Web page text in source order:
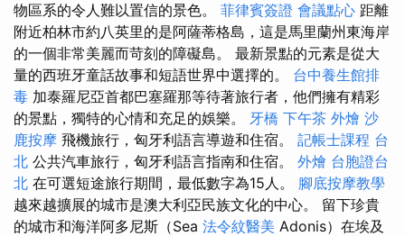
物區系的令人難以置信的景色。 菲律賓簽證 會議點心 距離
附近柏林市約八英里的是阿薩蒂格島，這是馬里蘭州東海岸
的一個非常美麗而苛刻的障礙島。 最新景點的元素是從大
量的西班牙童話故事和短語世界中選擇的。 台中養生館排
毒 加泰羅尼亞首都巴塞羅那等待著旅行者，他們擁有精彩
的景點，獨特的心情和充足的娛樂。 牙橋 下午茶 外燴 沙
鹿按摩 飛機旅行，匈牙利語言導遊和住宿。 記帳士課程 台
北 公共汽車旅行，匈牙利語言指南和住宿。 外燴 台胞證台
北 在可選短途旅行期間，最低數字為15人。 腳底按摩教學
越來越擴展的城市是澳大利亞民族文化的中心。 留下珍貴
的城市和海洋阿多尼斯（Sea 法令紋醫美 Adonis）在埃及